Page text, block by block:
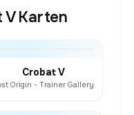
Karten
Crobat V
Origin - Trainer Gallery